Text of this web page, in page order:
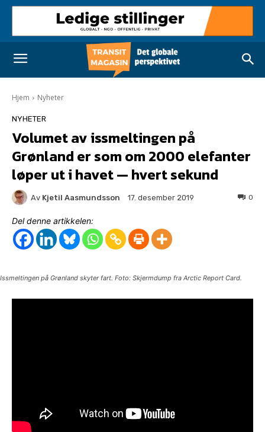
Hjem Nyheter
NYHETER
Volumet av issmeltingen på
Grønland er som om 2000 elefanter
løper ut i havet — hvert sekund
Av Kjetil Aasmundsson 17. desember 2019 0
Del denne artikkelen:
Issmeltingen på Grønland skyter fart. Foto: Skjermdump fra Arctic Report Card.